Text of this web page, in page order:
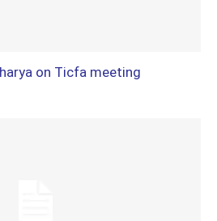
on Ticfa meeting